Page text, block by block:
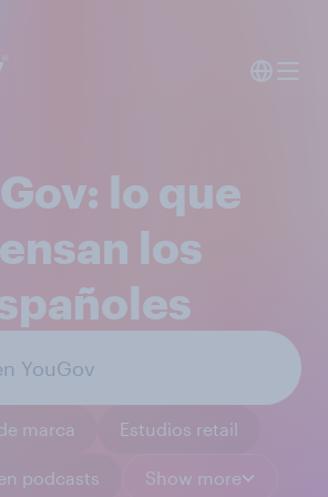
lo que
los
marca Estudios retail
podcasts Show more